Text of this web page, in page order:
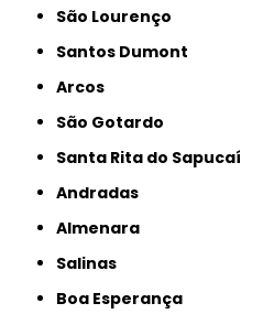
São Lourenço
Santos Dumont
Arcos
São Gotardo
Santa Rita do Sapucaí
Andradas
Almenara
Salinas
Boa Esperança